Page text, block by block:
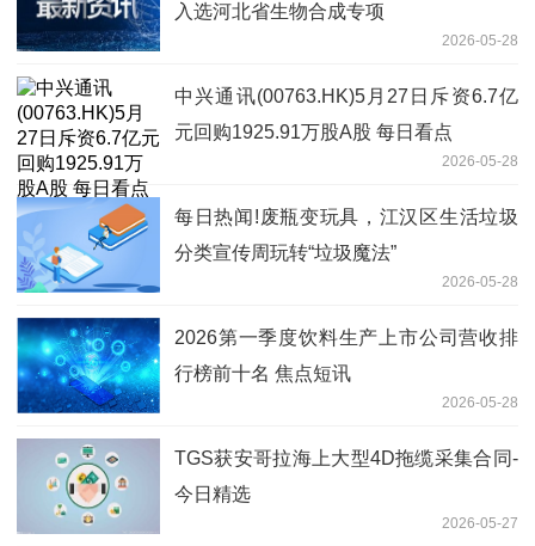
入选河北省生物合成专项
2026-05-28
中兴通讯(00763.HK)5月27日斥资6.7亿
元回购1925.91万股A股 每日看点
2026-05-28
每日热闻!废瓶变玩具，江汉区生活垃圾
分类宣传周玩转“垃圾魔法”
2026-05-28
2026第一季度饮料生产上市公司营收排
行榜前十名 焦点短讯
2026-05-28
TGS获安哥拉海上大型4D拖缆采集合同-
今日精选
2026-05-27